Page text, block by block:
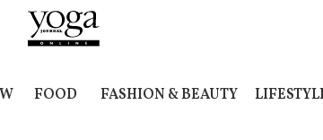
FOOD FASHION & BEAUTY